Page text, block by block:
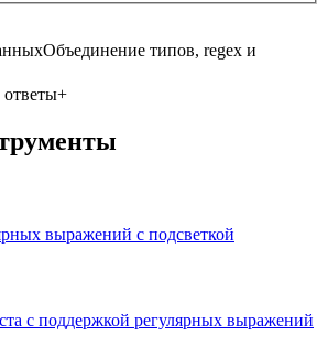
Объединение типов, regex и
+
выражений с подсветкой
с поддержкой регулярных выражений